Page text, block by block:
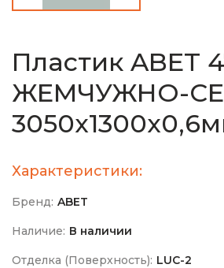
Пластик ABET
ЖЕМЧУЖНО-
Характеристики:
Бренд: ABET
Наличие: В наличии
Отделка (Поверхность): LUC-2